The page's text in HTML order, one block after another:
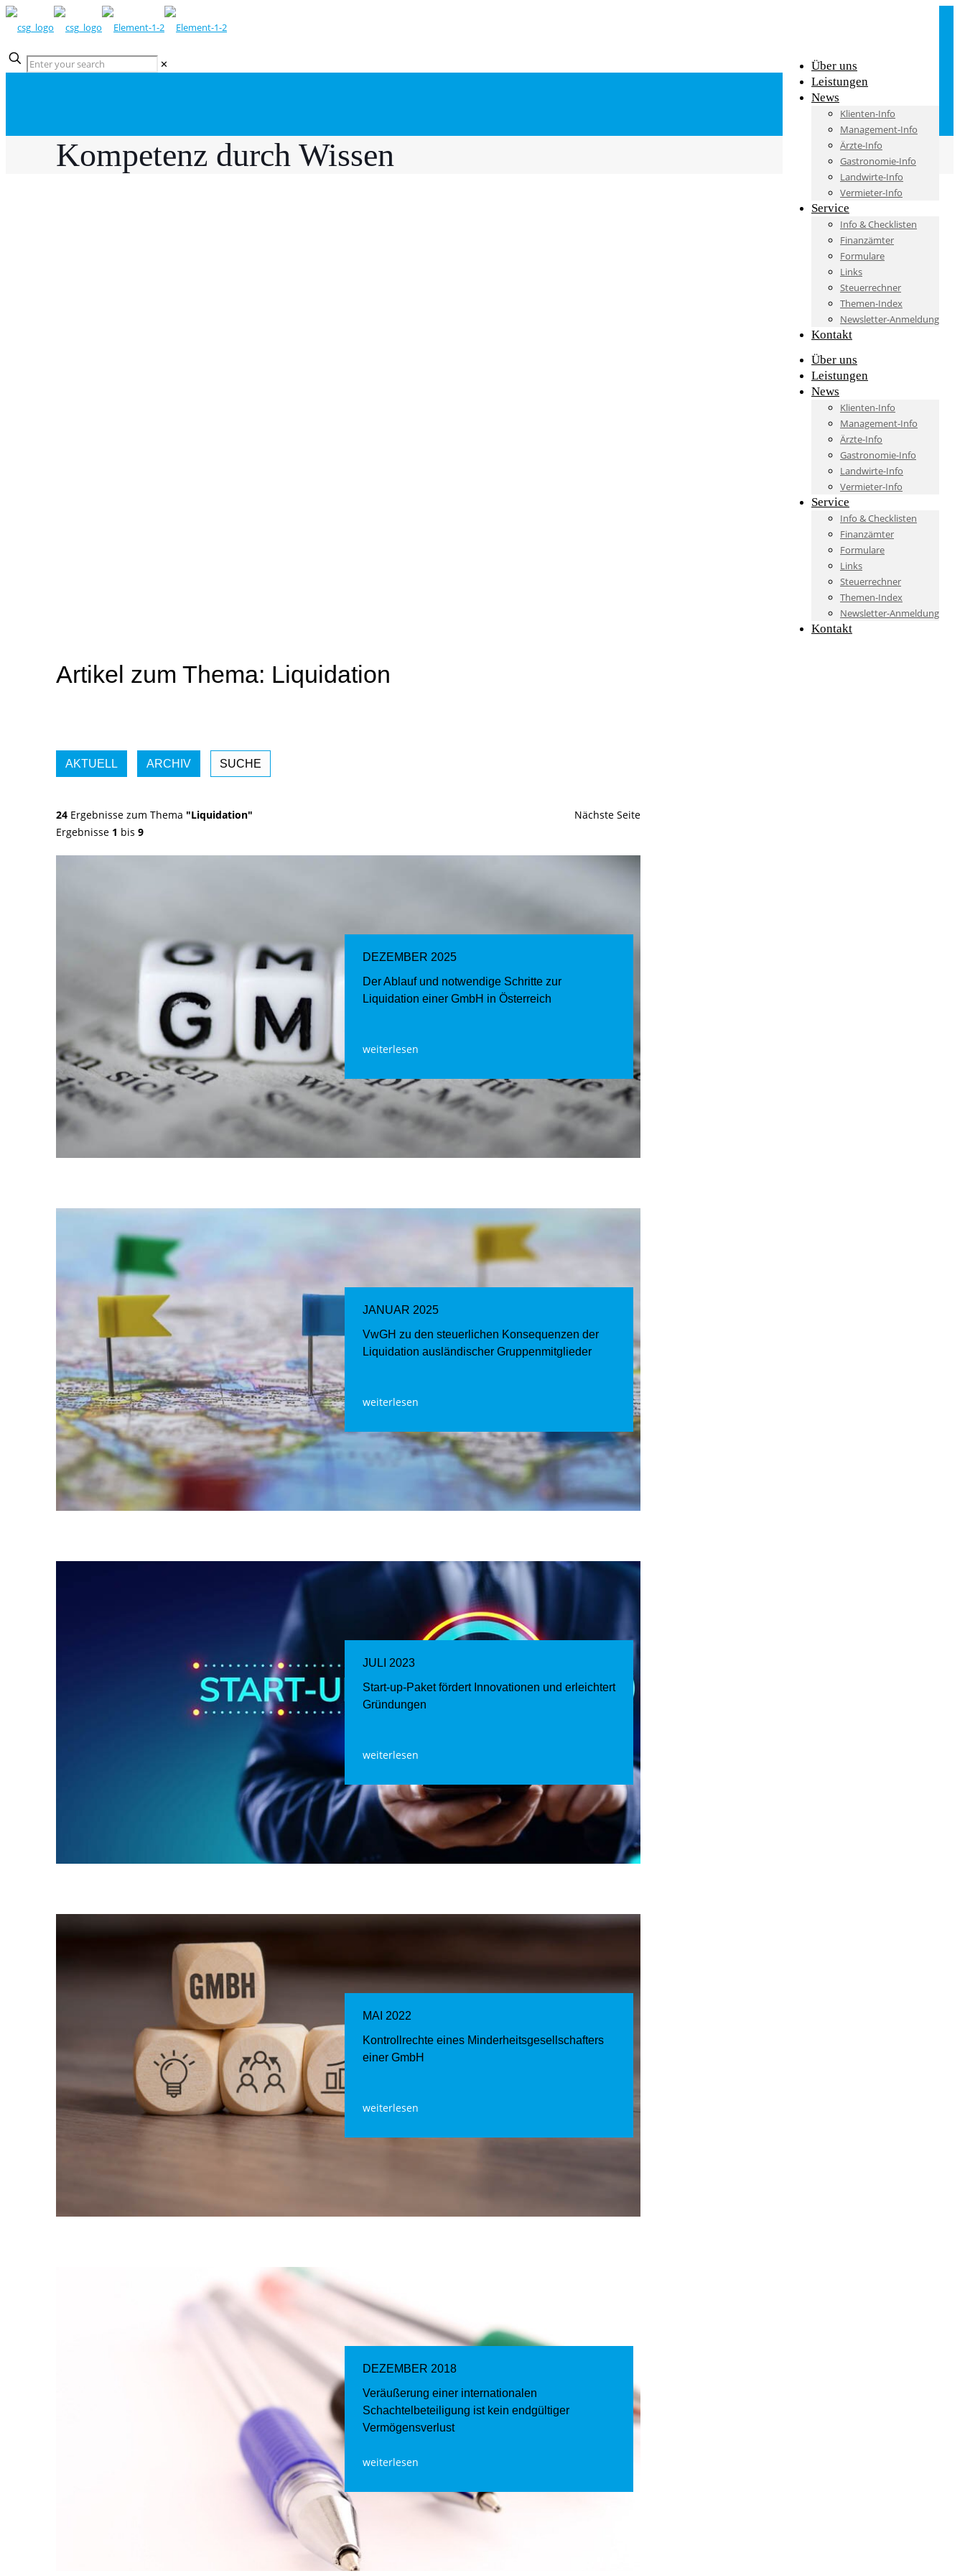
Über uns
Leistungen
News
Klienten-Info
Management-Info
Ärzte-Info
Gastronomie-Info
Landwirte-Info
Vermieter-Info
Service
Info & Checklisten
Finanzämter
Formulare
Links
Steuerrechner
Themen-Index
Newsletter-Anmeldung
Kontakt
Über uns
Leistungen
News
Klienten-Info
Management-Info
Ärzte-Info
Gastronomie-Info
Landwirte-Info
Vermieter-Info
Service
Info & Checklisten
Finanzämter
Formulare
Links
Steuerrechner
Themen-Index
Newsletter-Anmeldung
Kontakt
✕
Kompetenz durch Wissen
Artikel zum Thema: Liquidation
AKTUELL ARCHIV SUCHE
24 Ergebnisse zum Thema "Liquidation"
Ergebnisse 1 bis 9
Nächste Seite
DEZEMBER 2025
Der Ablauf und notwendige Schritte zur
Liquidation einer GmbH in Österreich
weiterlesen
JANUAR 2025
VwGH zu den steuerlichen Konsequenzen der
Liquidation ausländischer Gruppenmitglieder
weiterlesen
JULI 2023
Start-up-Paket fördert Innovationen und erleichtert
Gründungen
weiterlesen
MAI 2022
Kontrollrechte eines Minderheitsgesellschafters
einer GmbH
weiterlesen
DEZEMBER 2018
Veräußerung einer internationalen
Schachtelbeteiligung ist kein endgültiger
Vermögensverlust
weiterlesen